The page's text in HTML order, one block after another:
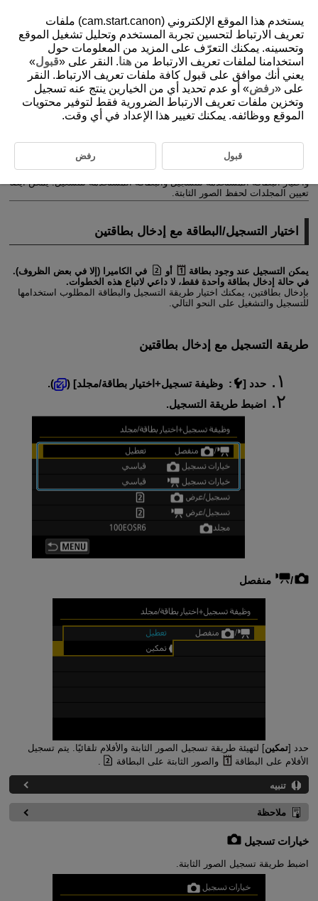
D388-202
اختيار طريقة التسجيل، بطاقة/مجلد
اختيار التسجيل/البطاقة مع إدخال بطاقتين
مع وجود بطاقتين في الكاميرا، يمكنك ضبط كيفية تسجيل الكاميرا عليهما
واختيار البطاقة المستخدمة للتسجيل والبطاقة المستخدمة للتشغيل. يمكن أيضًا
تعيين المجلدات لحفظ الصور الثابتة.
اختيار التسجيل/البطاقة مع إدخال بطاقتين
يمكن التسجيل عند وجود بطاقة أو
في الكاميرا (إلا في بعض الظروف).
في حالة إدخال بطاقة واحدة فقط، لا داعي لاتباع هذه الخطوات.
بإدخال بطاقتين، يمكنك اختيار طريقة التسجيل والبطاقة المطلوب استخدامها
للتسجيل والتشغيل على النحو التالي.
طريقة التسجيل مع إدخال بطاقتين
حدد [ : وظيفة تسجيل+اختيار بطاقة/مجلد] (
).
اضبط طريقة التسجيل.
/ منفصل
حدد [تمكين] لتهيئة طريقة تسجيل الصور الثابتة والأفلام تلقائيًا. يتم تسجيل
الأفلام على البطاقة
والصور الثابتة على البطاقة
تنبيه
ملاحظة
خيارات تسجيل
اضبط طريقة تسجيل الصور الثابتة.
يستخدم هذا الموقع الإلكتروني (cam.start.canon) ملفات
تعريف الارتباط لتحسين تجربة المستخدم وتحليل تشغيل الموقع
وتحسينه. يمكنك التعرّف على المزيد من المعلومات حول
استخدامنا لملفات تعريف الارتباط من هنا. النقر على «قبول»
يعني أنك موافق على قبول كافة ملفات تعريف الارتباط. النقر
على «رفض» أو عدم تحديد أي من الخيارين ينتج عنه تسجيل
وتخزين ملفات تعريف الارتباط الضرورية فقط لتوفير محتويات
الموقع ووظائفه. يمكنك تغيير هذا الإعداد في أي وقت.
قبول رفض